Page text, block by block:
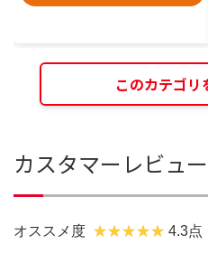
このカテゴリ
カスタマーレビュー
オススメ度 4.3点